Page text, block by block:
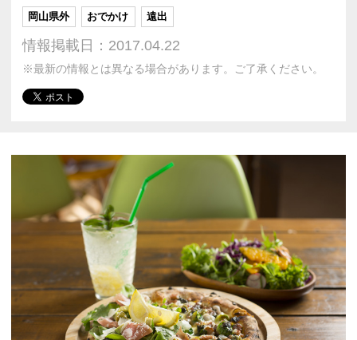
岡山県外 おでかけ 遠出
情報掲載日：2017.04.22
※最新の情報とは異なる場合があります。ご了承ください。